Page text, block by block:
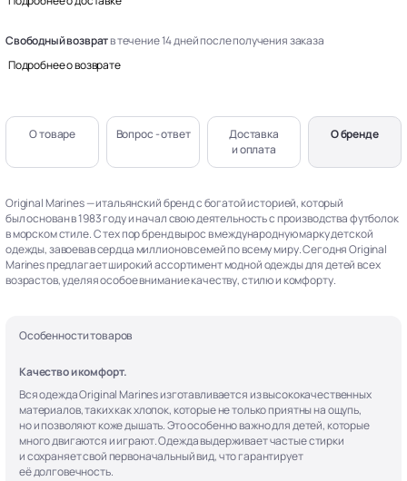
Свободный возвратв течение 14 дней после получения заказа
Подробнее о возврате
О товаре Вопрос - ответ
Доставка
и оплата
О бренде
Original Marines — итальянский бренд с богатой историей, который
был основан в 1983 году и начал свою деятельность с производства футболок
в морском стиле. С тех пор бренд вырос в международную марку детской
одежды, завоевав сердца миллионов семей по всему миру. Сегодня Original
Marines предлагает широкий ассортимент модной одежды для детей всех
возрастов, уделяя особое внимание качеству, стилю и комфорту.
Особенности товаров
Качество и комфорт.
Вся одежда Original Marines изготавливается из высококачественных
материалов, таких как хлопок, которые не только приятны на ощупь,
но и позволяют коже дышать. Это особенно важно для детей, которые
много двигаются и играют. Одежда выдерживает частые стирки
и сохраняет свой первоначальный вид, что гарантирует
её долговечность.